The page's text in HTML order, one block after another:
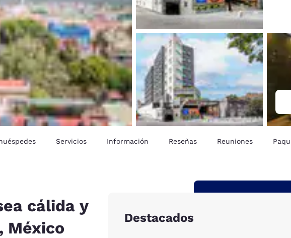
Italia
Italiano
Italy
India
English
New Zealand
English
Servicios Información Reseñas Reuniones
cálida y
México
Destacados